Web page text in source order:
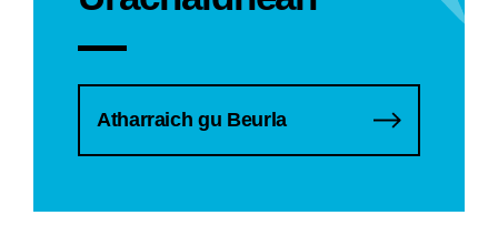
Atharraich gu Beurla